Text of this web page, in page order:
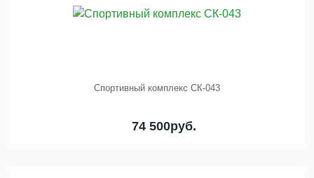
Спортивный комплекс СК-043
74 500руб.